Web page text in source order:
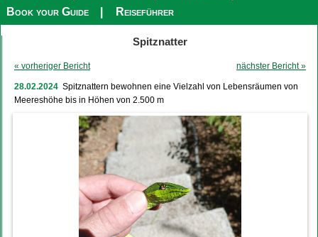
Book your Guide
Reiseführer
Spitznatter
nächster Bericht »
« vorheriger Bericht
28.02.2024 Spitznattern bewohnen eine Vielzahl von Lebensräumen von
Meereshöhe bis in Höhen von 2.500 m